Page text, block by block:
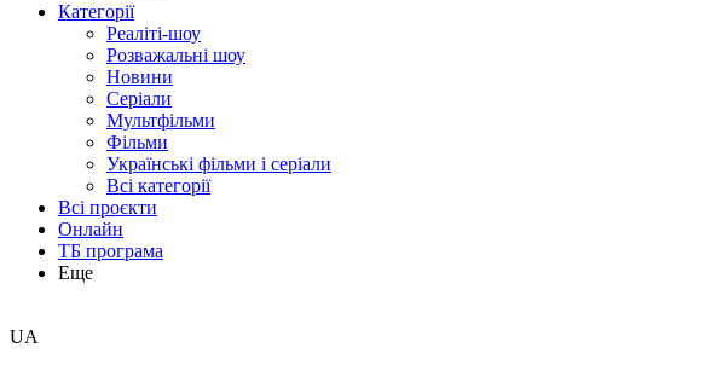
Категорії
Реаліті-шоу
Розважальні шоу
Новини
Серіали
Мультфільми
Фільми
Українські фільми і серіали
Всі категорії
Всі проєкти
Онлайн
ТБ програма
Еще
UA